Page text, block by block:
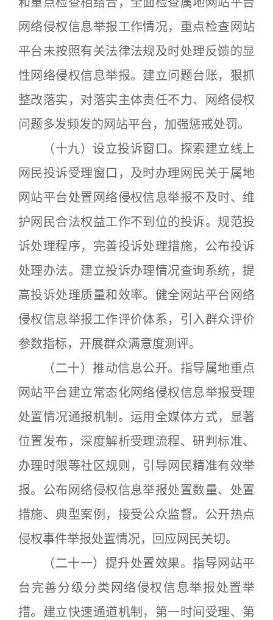
网络侵权信息举报工作情况，重点检查网站
平台未按照有关法律法规及时处理反馈的显
性网络侵权信息举报。建立问题台账，狠抓
整改落实，对落实主体责任不力、网络侵权
问题多发频发的网站平台，加强惩戒处罚。
（十九）设立投诉窗口。探索建立线上
网民投诉受理窗口，及时办理网民关于属地
网站平台处置网络侵权信息举报不及时、维
护网民合法权益工作不到位的投诉。规范投
诉处理程序，完善投诉处理措施，公布投诉
处理办法。建立投诉办理情况查询系统，提
高投诉处理质量和效率。健全网站平台网络
侵权信息举报工作评价体系，引入群众评价
参数指标，开展群众满意度测评。
（二十）推动信息公开。指导属地重点
网站平台建立常态化网络侵权信息举报受理
处置情况通报机制。运用全媒体方式，显著
位置发布，深度解析受理流程、研判标准、
办理时限等社区规则，引导网民精准有效举
报。公布网络侵权信息举报处置数量、处置
措施、典型案例，接受公众监督。公开热点
侵权事件举报处置情况，回应网民关切。
（二十一）提升处置效果。指导网站平
台完善分级分类网络侵权信息举报处置举
措。建立快速通道机制，第一时间受理、第